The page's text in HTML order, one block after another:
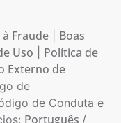
Fraude
Boas
Uso
Política de
Externo de
de
de Conduta e
Português /